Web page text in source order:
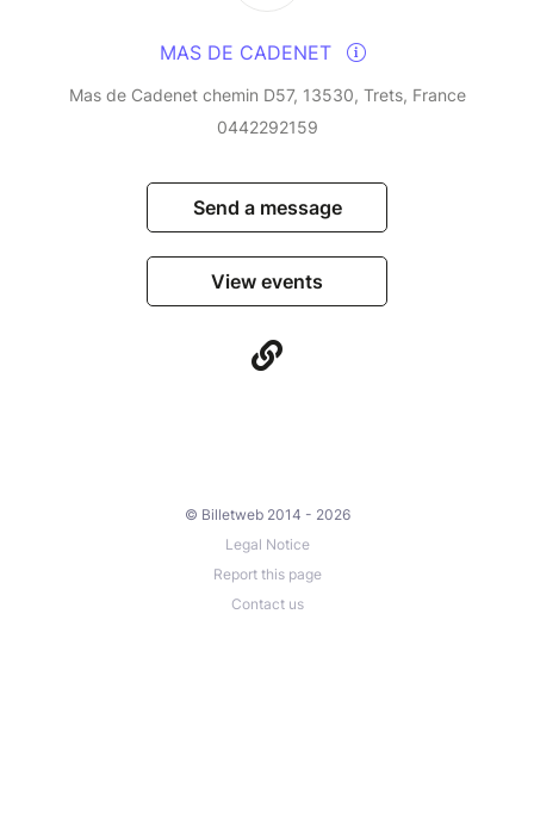
MAS DE CADENET
Mas de Cadenet chemin D57, 13530, Trets, France
0442292159
Send a message
View events
© Billetweb 2014 - 2026
Legal Notice
Report this page
Contact us